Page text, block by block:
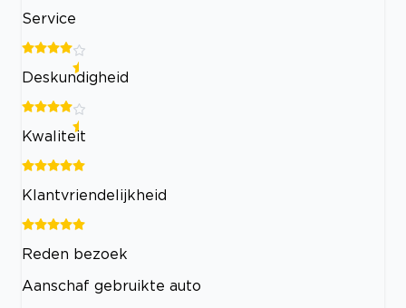
Service
Deskundigheid
Kwaliteit
Klantvriendelijkheid
Reden bezoek
Aanschaf gebruikte auto